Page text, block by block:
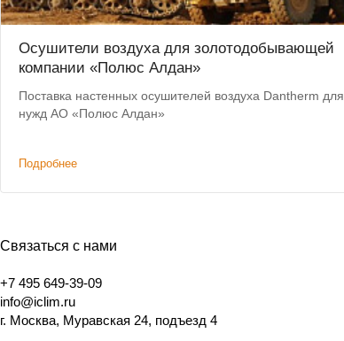
Осушители воздуха для золотодобывающей
компании «Полюс Алдан»
Поставка настенных осушителей воздуха Dantherm для
нужд АО «Полюс Алдан»
Подробнее
Связаться с нами
+7 495 649-39-09
info@iclim.ru
г. Москва, Муравская 24, подъезд 4